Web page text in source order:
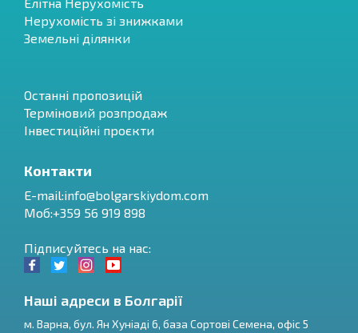
Нерухомість зі знижками
Земельні ділянки
Останні пропозицій
Терміновий розпродаж
Інвестиційні проєкти
Контакти
E-mail:info@bolgarskiydom.com
Моб:+359 56 919 898
Підписуйтесь на нас:
Наші адреси в Болгарії
м. Варна, бул. Ян Хуніаді 6, база Сортові Семена, офіс 5